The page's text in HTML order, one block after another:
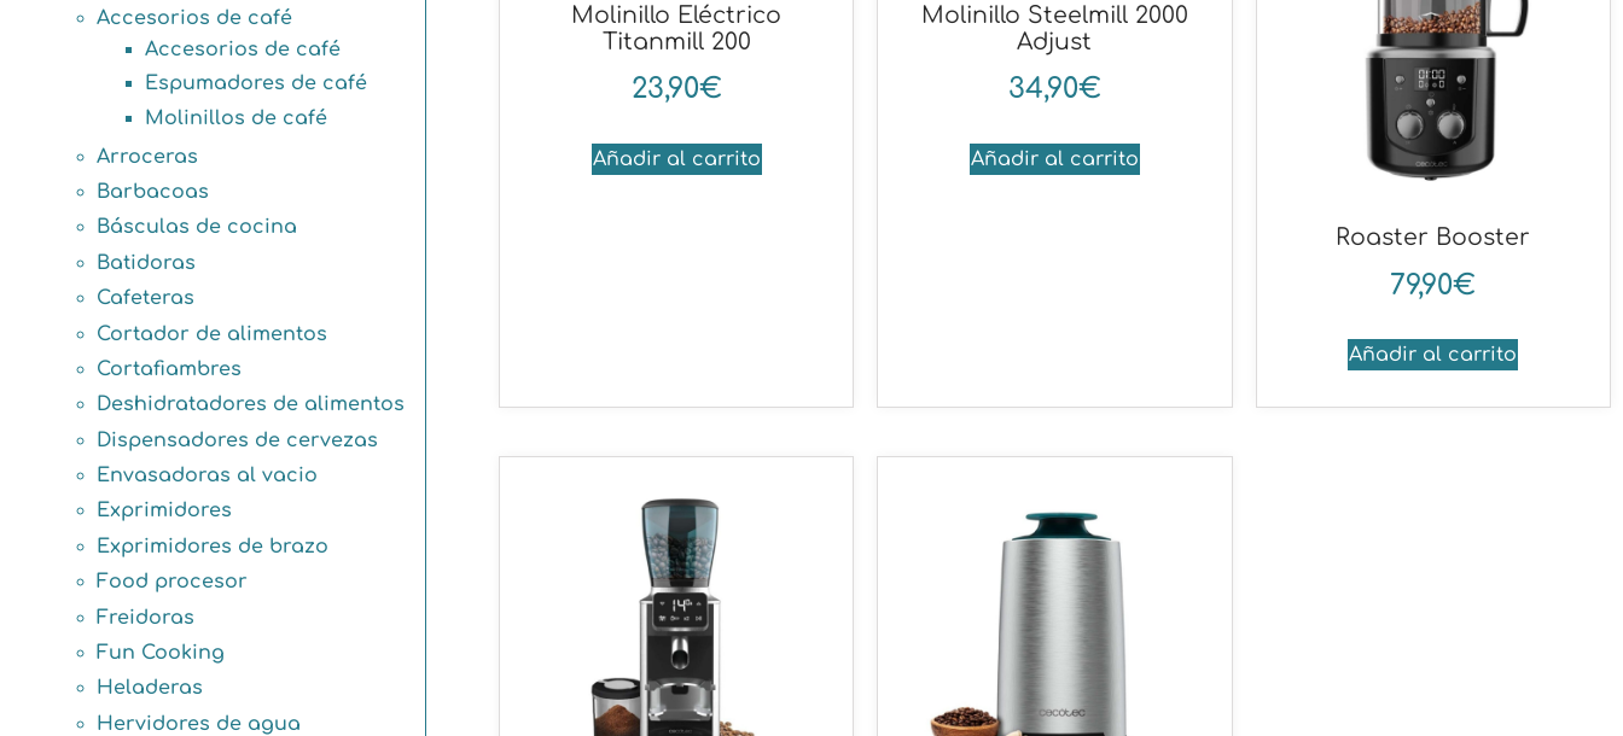
Accesorios de café
Accesorios de café
Espumadores de café
Molinillos de café
Arroceras
Barbacoas
Básculas de cocina
Batidoras
Cafeteras
Cortador de alimentos
Cortafiambres
Deshidratadores de alimentos
Dispensadores de cervezas
Envasadoras al vacio
Exprimidores
Exprimidores de brazo
Food procesor
Freidoras
Fun Cooking
Heladeras
Hervidores de agua
Molinillo Eléctrico
Titanmill 200
23,90€
Añadir al carrito
Molinillo Steelmill 2000
Adjust
34,90€
Añadir al carrito
Roaster Booster
79,90€
Añadir al carrito